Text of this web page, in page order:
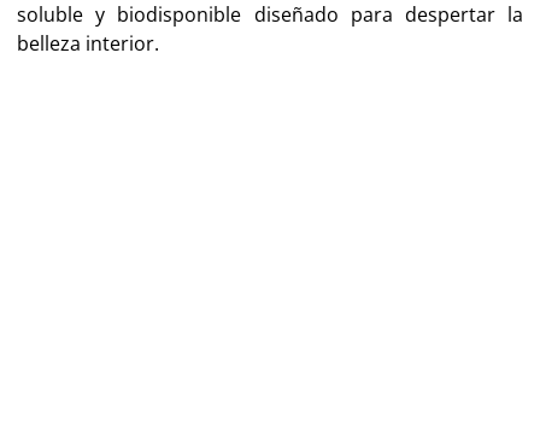
soluble y biodisponible diseñado para despertar la
belleza interior.